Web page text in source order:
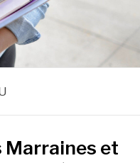
Marraines et